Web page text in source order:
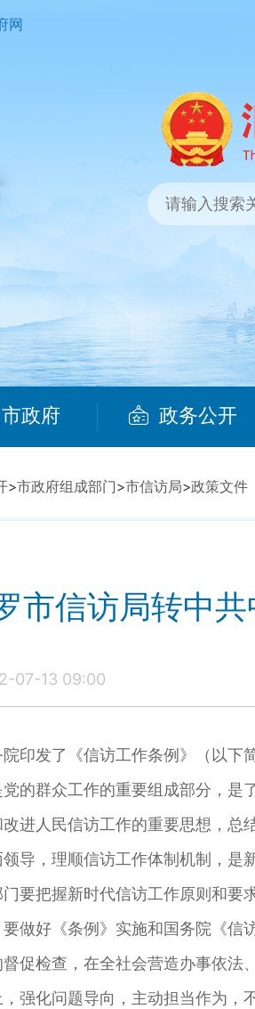
网
市政府 政务公开
>市政府组成部门>市信访局>政策文件
市信访局转中共
07-13 09:00
印发了《信访工作条例》（以下
的群众工作的重要组成部分，
进人民信访工作的重要思想，
导，理顺信访工作体制机制，是
要把握新时代信访工作原则和
做好《条例》实施和国务院《
促检查，在全社会营造办事依
强化问题导向，主动担当作为